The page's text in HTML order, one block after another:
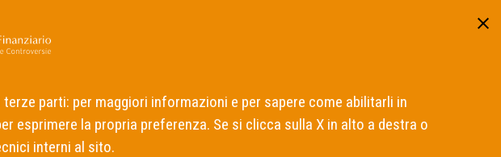
Banca d'Italia
parti: per maggiori informazioni e per sapere come abilitarli in
esprimere la propria preferenza. Se si clicca sulla X in alto a destra o
interni al sito.